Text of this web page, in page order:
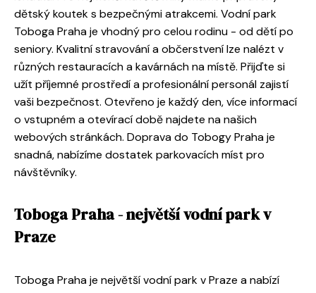
dětský koutek s bezpečnými atrakcemi. Vodní park
Toboga Praha je vhodný pro celou rodinu - od dětí po
seniory. Kvalitní stravování a občerstvení lze nalézt v
různých restauracích a kavárnách na místě. Přijďte si
užít příjemné prostředí a profesionální personál zajistí
vaši bezpečnost. Otevřeno je každý den, více informací
o vstupném a otevírací době najdete na našich
webových stránkách. Doprava do Tobogy Praha je
snadná, nabízíme dostatek parkovacích míst pro
návštěvníky.
Toboga Praha - největší vodní park v
Praze
Toboga Praha je největší vodní park v Praze a nabízí